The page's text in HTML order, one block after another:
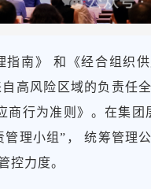
南》 和《经合组织
高风险区域的负责任
行为准则》。在集团
理小组”， 统筹管理
控力度。